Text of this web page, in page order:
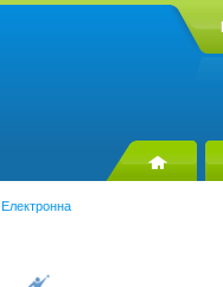
Електронна